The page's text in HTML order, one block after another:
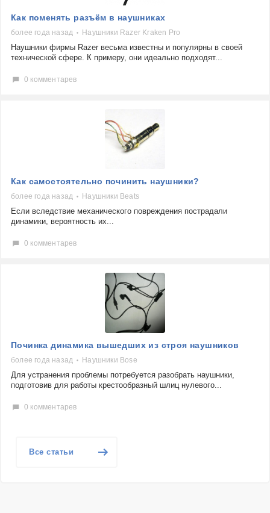
Как поменять разъём в наушниках
более года назад Наушники Razer Kraken Pro
Наушники фирмы Razer весьма известны и популярны в своей
технической сфере. К примеру, они идеально подходят...
0 комментарев
Как самостоятельно починить наушники?
более года назад Наушники Beats
Если вследствие механического повреждения пострадали
динамики, вероятность их...
0 комментарев
Починка динамика вышедших из строя наушников
более года назад Наушники Bose
Для устранения проблемы потребуется разобрать наушники,
подготовив для работы крестообразный шлиц нулевого...
0 комментарев
Все статьи